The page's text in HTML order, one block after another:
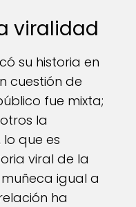
viralidad
su historia en
cuestión de
fue mixta;
la
que es
viral de la
igual a
ha